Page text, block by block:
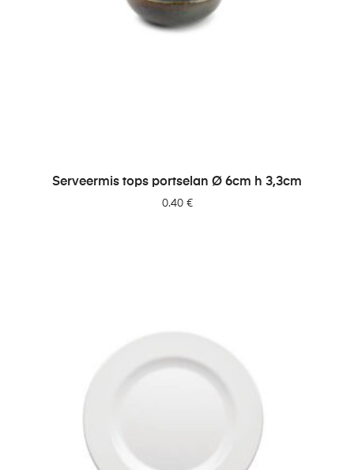
LISA PÄRINGUSSE
Serveermis tops portselan Ø 6cm h 3,3cm
0.40 €